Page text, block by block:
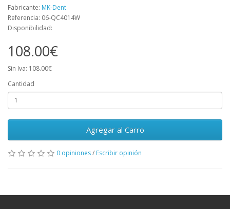
Fabricante: MK-Dent
Referencia: 06-QC4014W
Disponibilidad:
108.00€
Sin Iva: 108.00€
Cantidad
Agregar al Carro
0 opiniones/ Escribir opinión